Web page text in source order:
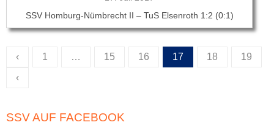
SSV Homburg-Nümbrecht II – TuS Elsenroth 1:2 (0:1)
DER
‹ 1 … 15 16 17 18
19
‹
SSV AUF FACEBOOK